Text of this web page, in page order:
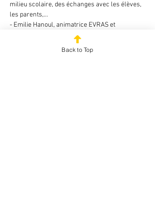
milieu scolaire, des échanges avec les élèves,
les parents,…
- Emilie Hanoul, animatrice EVRAS et
assistante sociale au Centre de Planning
familial de Ciney : elle partage son expérience
de terrain, le vécu des animations EVRAS en
Back to Top